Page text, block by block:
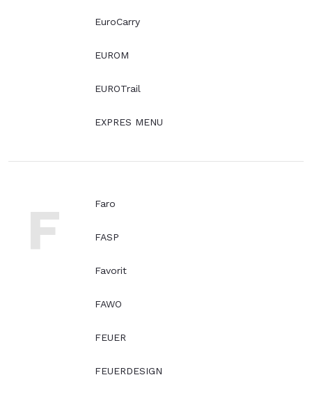
EuroCarry
EUROM
EUROTrail
EXPRES MENU
F Faro
FASP
Favorit
FAWO
FEUER
FEUERDESIGN